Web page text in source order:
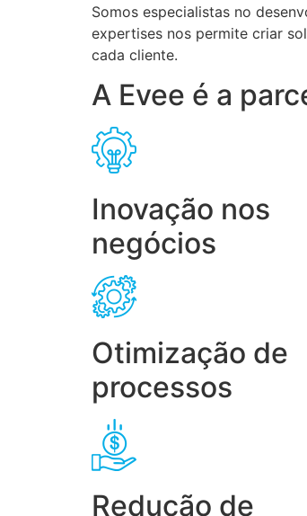
Somos especialistas no
expertises nos permite criar
cada cliente.
A Evee é a
Inovação nos
negócios
Otimização de
processos
Redução de